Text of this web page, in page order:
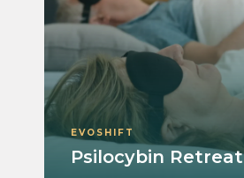
EVOSHIFT
Psilocybin Retreat